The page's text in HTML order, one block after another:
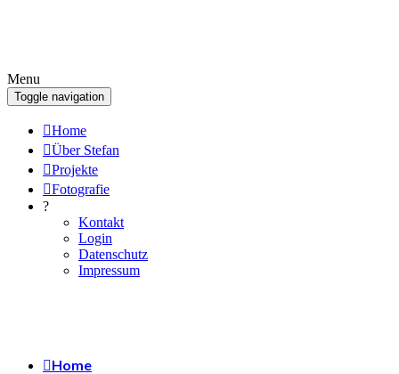
Menu
Toggle navigation
Home
Über Stefan
Projekte
Fotografie
?
Kontakt
Login
Datenschutz
Impressum
Home